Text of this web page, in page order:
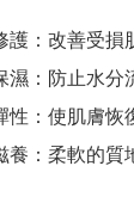
護：改善受損
濕：防止水分
性：使肌膚恢
養：柔軟的質